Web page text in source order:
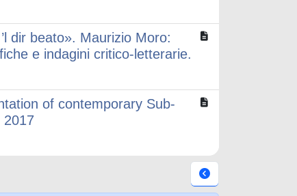
dir beato». Maurizio Moro:
e indagini critico-letterarie.
of contemporary Sub-
2017